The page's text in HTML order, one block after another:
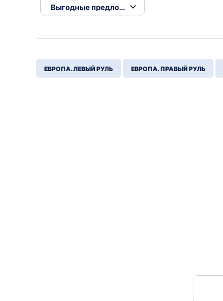
ЕВРОПА. ЛЕВЫЙ РУЛЬ ЕВРОПА. ПРАВЫЙ РУЛЬ